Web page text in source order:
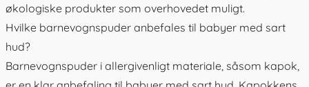
økologiske produkter som overhovedet muligt.
Hvilke barnevognspuder anbefales til babyer med sart
hud?
Barnevognspuder i allergivenligt materiale, såsom kapok,